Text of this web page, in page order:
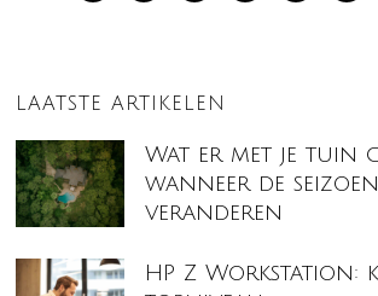
LAATSTE ARTIKELEN
Wat er met je tuin
wanneer de
veranderen
HP Z Workstation: